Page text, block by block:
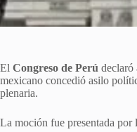
El Congreso de Perú declaró
mexicano concedió asilo
plenaria.
La moción fue presentada por